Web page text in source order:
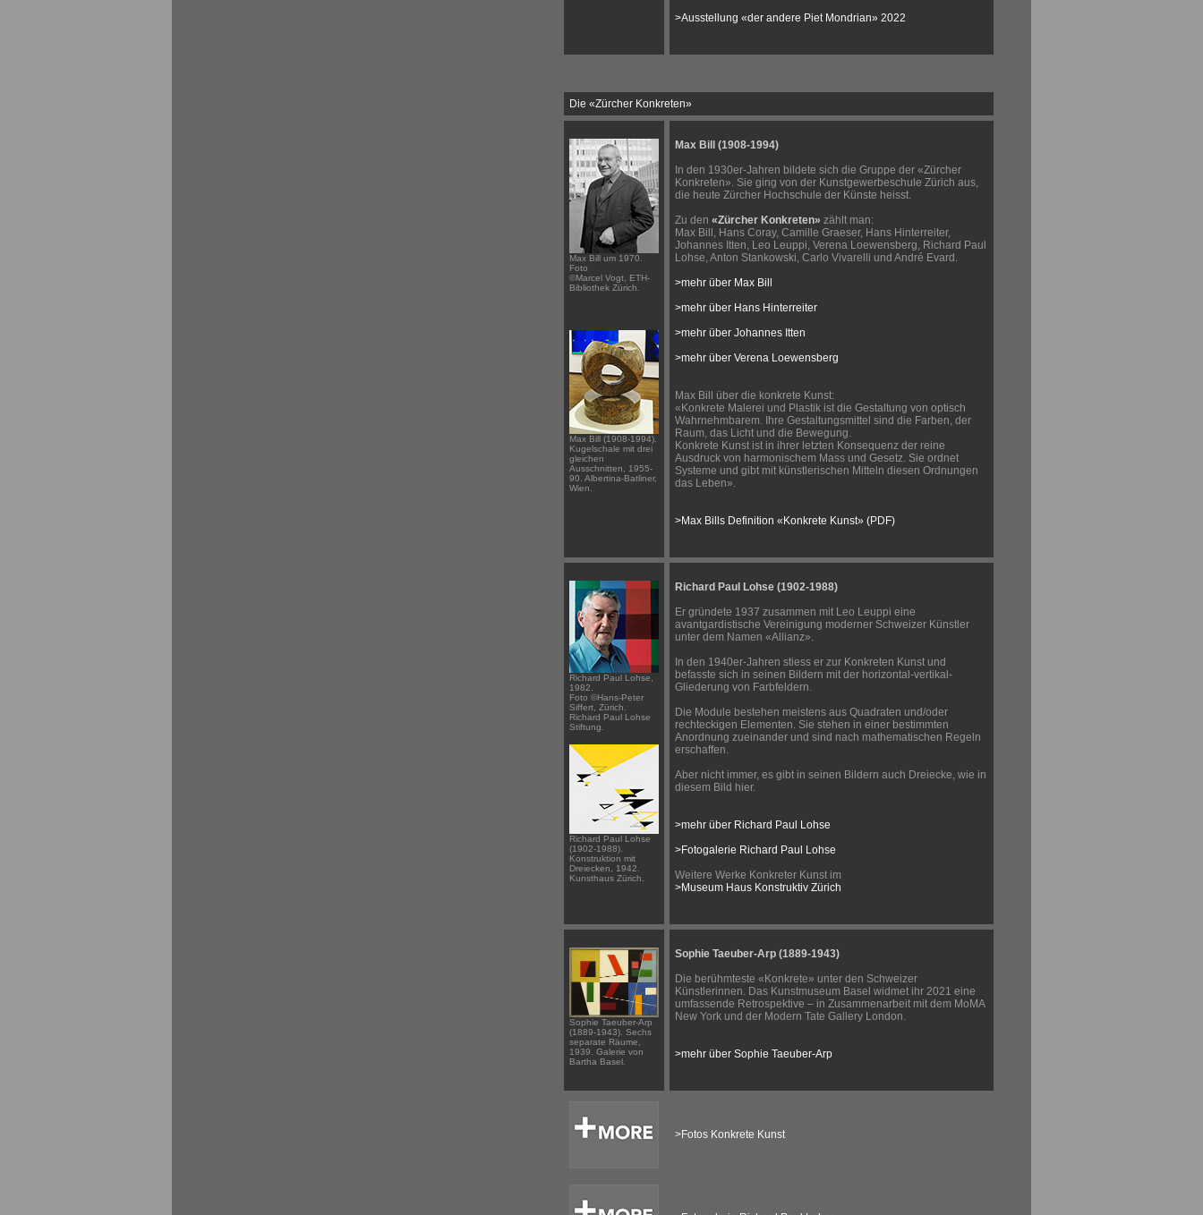
>Ausstellung «der andere Piet Mondrian» 2022
Die «Zürcher Konkreten»
Max Bill um 1970.
Foto
©Marcel Vogt, ETH-
Bibliothek Zürich.
Max Bill (1908-1994).
Kugelschale mit drei
gleichen
Ausschnitten, 1955-
90. Albertina-Batliner,
Wien.
Max Bill (1908-1994)
In den 1930er-Jahren bildete sich die Gruppe der «Zürcher
Konkreten». Sie ging von der Kunstgewerbeschule Zürich aus,
die heute Zürcher Hochschule der Künste heisst.
Zu den «Zürcher Konkreten» zählt man:
Max Bill, Hans Coray, Camille Graeser, Hans Hinterreiter,
Johannes Itten, Leo Leuppi, Verena Loewensberg, Richard Paul
Lohse, Anton Stankowski, Carlo Vivarelli und André Evard.
>mehr über Max Bill
>mehr über Hans Hinterreiter
>mehr über Johannes Itten
>mehr über Verena Loewensberg
Max Bill über die konkrete Kunst:
«Konkrete Malerei und Plastik ist die Gestaltung von optisch
Wahrnehmbarem. Ihre Gestaltungsmittel sind die Farben, der
Raum, das Licht und die Bewegung.
Konkrete Kunst ist in ihrer letzten Konsequenz der reine
Ausdruck von harmonischem Mass und Gesetz. Sie ordnet
Systeme und gibt mit künstlerischen Mitteln diesen Ordnungen
das Leben».
>Max Bills Definition «Konkrete Kunst» (PDF)
Richard Paul Lohse,
1982.
Foto ©Hans-Peter
Siffert, Zürich.
Richard Paul Lohse
Stiftung.
Richard Paul Lohse
(1902-1988).
Konstruktion mit
Dreiecken, 1942.
Kunsthaus Zürich.
Richard Paul Lohse (1902-1988)
Er gründete 1937 zusammen mit Leo Leuppi eine
avantgardistische Vereinigung moderner Schweizer Künstler
unter dem Namen «Allianz».
In den 1940er-Jahren stiess er zur Konkreten Kunst und
befasste sich in seinen Bildern mit der horizontal-vertikal-
Gliederung von Farbfeldern.
Die Module bestehen meistens aus Quadraten und/oder
rechteckigen Elementen. Sie stehen in einer bestimmten
Anordnung zueinander und sind nach mathematischen Regeln
erschaffen.
Aber nicht immer, es gibt in seinen Bildern auch Dreiecke, wie in
diesem Bild hier.
>mehr über Richard Paul Lohse
>Fotogalerie Richard Paul Lohse
Weitere Werke Konkreter Kunst im
>Museum Haus Konstruktiv Zürich
Sophie Taeuber-Arp
(1889-1943). Sechs
separate Räume,
1939. Galerie von
Bartha Basel.
Sophie Taeuber-Arp (1889-1943)
Die berühmteste «Konkrete» unter den Schweizer
Künstlerinnen. Das Kunstmuseum Basel widmet ihr 2021 eine
umfassende Retrospektive – in Zusammenarbeit mit dem MoMA
New York und der Modern Tate Gallery London.
>mehr über Sophie Taeuber-Arp
>Fotos Konkrete Kunst